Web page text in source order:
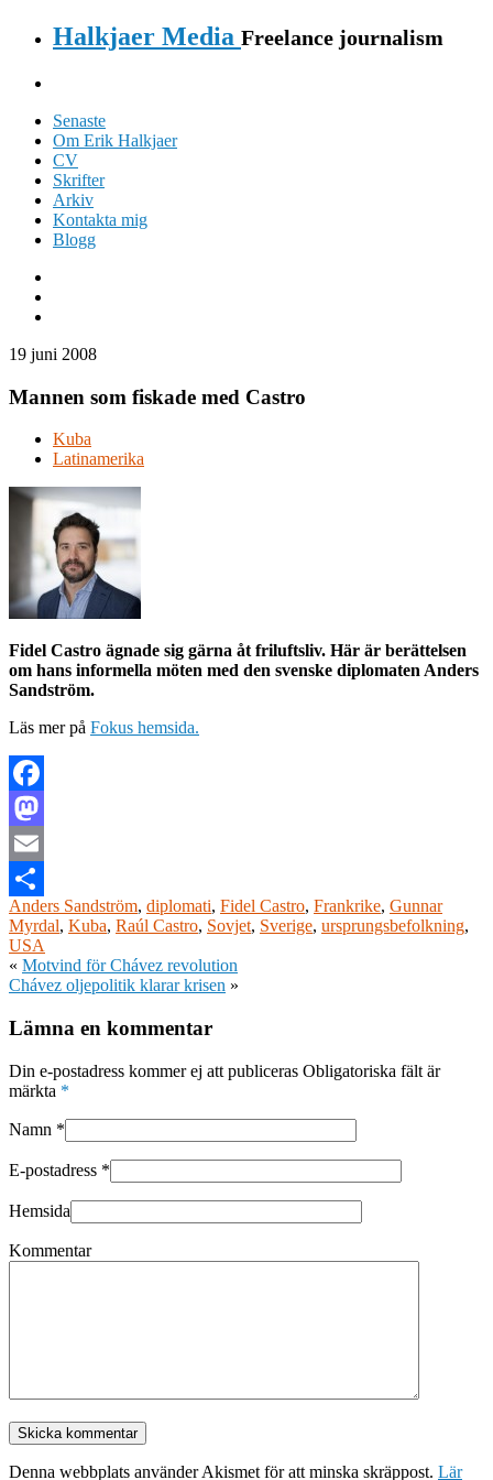
Halkjaer Media Freelance journalism
Senaste
Om Erik Halkjaer
CV
Skrifter
Arkiv
Kontakta mig
Blogg
19 juni 2008
Mannen som fiskade med Castro
Kuba
Latinamerika
Fidel Castro ägnade sig gärna åt friluftsliv. Här är berättelsen
om hans informella möten med den svenske diplomaten Anders
Sandström.
Läs mer på Fokus hemsida.
Facebook
Mastodon
Email
Dela
Anders Sandström, diplomati, Fidel Castro, Frankrike, Gunnar
Myrdal, Kuba, Raúl Castro, Sovjet, Sverige, ursprungsbefolkning,
USA
« Motvind för Chávez revolution
Chávez oljepolitik klarar krisen »
Lämna en kommentar
Din e-postadress kommer ej att publiceras Obligatoriska fält är
märkta *
Namn *
E-postadress *
Hemsida
Kommentar
Denna webbplats använder Akismet för att minska skräppost. Lär